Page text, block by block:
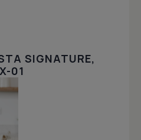
SIGNATURE,
01